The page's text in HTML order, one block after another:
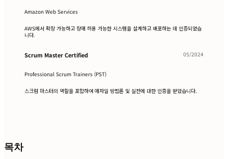
Amazon Web Services
AWS에서 확장 가능하고 장애 허용 가능한 시스템을 설계하고 배포하는 데 인증되었습
니다.
Scrum Master Certified 05/2024
Professional Scrum Trainers (PST)
스크럼 마스터의 역할을 포함하여 애자일 방법론 및 실천에 대한 인증을 받았습니다.
목차